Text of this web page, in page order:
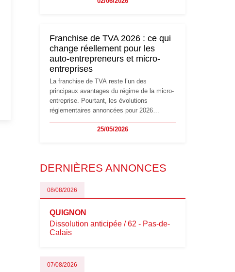
réglementaire plus exigeant. Décryptage des
principaux changements et des précautions
à prendre pour éviter les mauvaises
surprises.
Franchise de TVA 2026 : ce qui
change réellement pour les
auto-entrepreneurs et micro-
entreprises
La franchise de TVA reste l’un des
principaux avantages du régime de la micro-
entreprise. Pourtant, les évolutions
réglementaires annoncées pour 2026
les auto-entrepreneurs, artisans et
évoluent dans un contexte de contrôle
oblige les indépendants à rester
particulièrement vigilants.
25/05/2026
DERNIÈRES ANNONCES
08/08/2026
QUIGNON
Dissolution anticipée / 62 - Pas-de-
Calais
07/08/2026